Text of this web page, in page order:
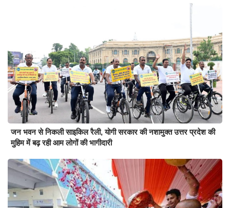
जन भवन से निकली साइकिल रैली, योगी सरकार की नशामुक्त उत्तर प्रदेश की
मुहिम में बढ़ रही आम लोगों की भागीदारी